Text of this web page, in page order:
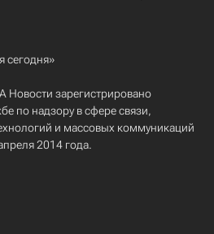
сегодня»
Новости зарегистрировано
по надзору в сфере связи,
и массовых коммуникаций
2014 года.